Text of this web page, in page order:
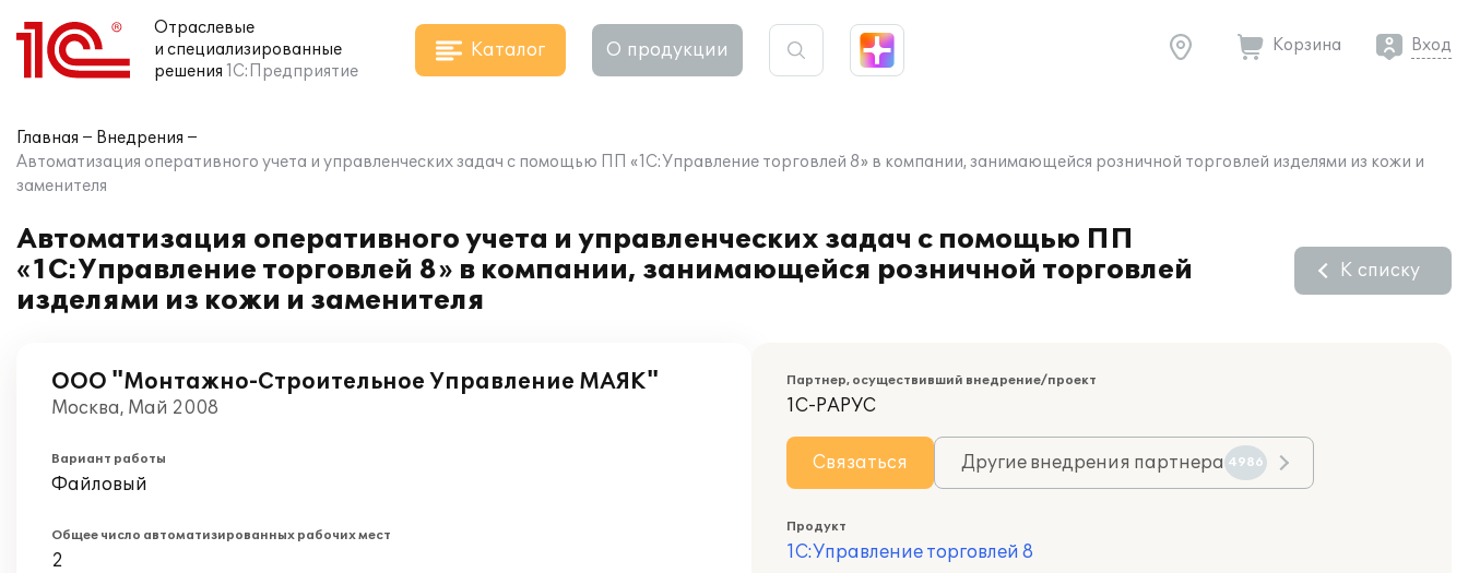
Отраслевые
и специализированные
решения 1С:Предприятие
Каталог О продукции Корзина Вход
Главная
Внедрения
Автоматизация оперативного учета и управленческих задач с помощью ПП «1С:Управление торговлей 8» в компании, занимающейся розничной торговлей изделями из кожи и
заменителя
Автоматизация оперативного учета и управленческих задач с помощью ПП
«1С:Управление торговлей 8» в компании, занимающейся розничной торговлей
изделями из кожи и заменителя
К списку
ООО "Монтажно-Строительное Управление МАЯК"
Москва, Май 2008
Вариант работы
Файловый
Общее число автоматизированных рабочих мест
2
Партнер, осуществивший внедрение/проект
1С-РАРУС
Связаться Другие внедрения партнера 4986
Продукт
1С:Управление торговлей 8